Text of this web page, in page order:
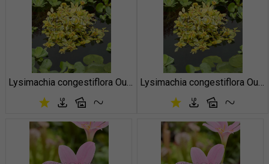
Lysimachia congestiflora Outback Sunset Lysimachia congestiflora Outback Sunset